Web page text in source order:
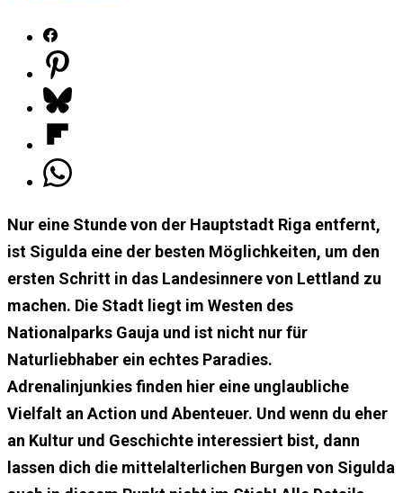
Nur eine Stunde von der Hauptstadt Riga entfernt,
ist Sigulda eine der besten Möglichkeiten, um den
ersten Schritt in das Landesinnere von Lettland zu
machen. Die Stadt liegt im Westen des
Nationalparks Gauja und ist nicht nur für
Naturliebhaber ein echtes Paradies.
Adrenalinjunkies finden hier eine unglaubliche
Vielfalt an Action und Abenteuer. Und wenn du eher
an Kultur und Geschichte interessiert bist, dann
lassen dich die mittelalterlichen Burgen von Sigulda